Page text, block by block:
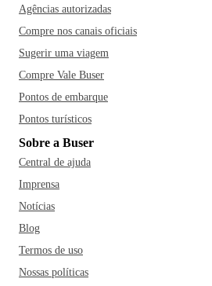
Agências autorizadas
Compre nos canais oficiais
Sugerir uma viagem
Compre Vale Buser
Pontos de embarque
Pontos turísticos
Sobre a Buser
Central de ajuda
Imprensa
Notícias
Blog
Termos de uso
Nossas políticas